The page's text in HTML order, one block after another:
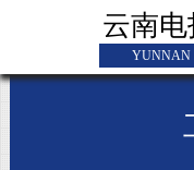
云南电
YUNNAN